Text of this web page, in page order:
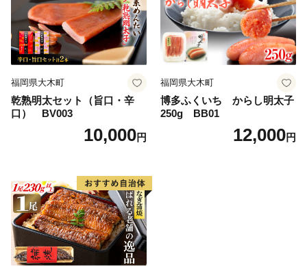
福岡県大木町
乾熟明太セット（旨口・辛
口） BV003
10,000円
福岡県大木町
博多ふくいち からし明太子
250g BB01
12,000円